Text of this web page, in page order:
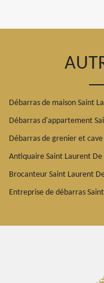
Débarras de maison Saint
Débarras d'appartement
Débarras de grenier et
Antiquaire Saint Laurent De
Brocanteur Saint Laurent
Entreprise de débarras